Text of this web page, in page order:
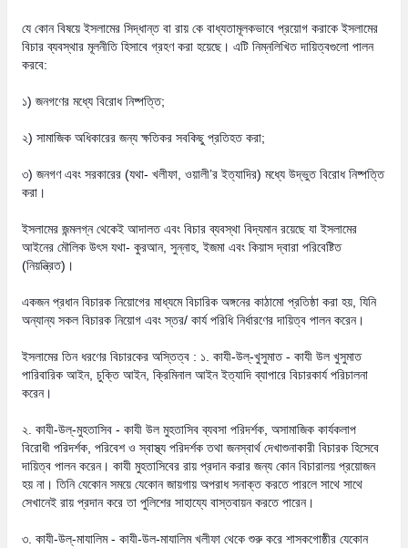
যে কোন বিষয়ে ইসলামের সিদ্ধান্ত বা রায় কে বাধ্যতামূলকভাবে প্রয়োগ করাকে ইসলামের
বিচার ব্যবস্থার মূলনীতি হিসাবে গ্রহণ করা হয়েছে। এটি নিম্নলিখিত দায়িত্বগুলো পালন
করবে:
১) জনগণের মধ্যে বিরোধ নিষ্পত্তি;
২) সামাজিক অধিকারের জন্য ক্ষতিকর সবকিছু প্রতিহত করা;
৩) জনগণ এবং সরকারের (যথা- খলীফা, ওয়ালী’র ইত্যাদির) মধ্যে উদ্ভুত বিরোধ নিষ্পত্তি
করা।
ইসলামের জন্মলগ্ন থেকেই আদালত এবং বিচার ব্যবস্থা বিদ্যমান রয়েছে যা ইসলামের
আইনের মৌলিক উৎস যথা- কুরআন, সুন্নাহ, ইজমা এবং কিয়াস দ্বারা পরিবেষ্টিত
(নিয়ন্ত্রিত)।
একজন প্রধান বিচারক নিয়োগের মাধ্যমে বিচারিক অঙ্গনের কাঠামো প্রতিষ্ঠা করা হয়, যিনি
অন্যান্য সকল বিচারক নিয়োগ এবং স্তর/ কার্য পরিধি নির্ধারণের দায়িত্ব পালন করেন।
ইসলামের তিন ধরণের বিচারকের অস্তিত্ব : ১. কাযী-উল্-খুসুমাত - কাযী উল খুসুমাত
পারিবারিক আইন, চুক্তি আইন, ক্রিমিনাল আইন ইত্যাদি ব্যাপারে বিচারকার্য পরিচালনা
করেন।
২. কাযী-উল্-মুহতাসিব - কাযী উল মুহতাসিব ব্যবসা পরিদর্শক, অসামাজিক কার্যকলাপ
বিরোধী পরিদর্শক, পরিবেশ ও স্বাস্থ্য পরিদর্শক তথা জনস্বার্থ দেখাশুনাকারী বিচারক হিসেবে
দায়িত্ব পালন করেন। কাযী মুহতাসিবের রায় প্রদান করার জন্য কোন বিচারালয় প্রয়োজন
হয় না। তিনি যেকোন সময়ে যেকোন জায়গায় অপরাধ সনাক্ত করতে পারলে সাথে সাথে
সেখানেই রায় প্রদান করে তা পুলিশের সাহায্যে বাস্তবায়ন করতে পারেন।
৩. কাযী-উল্-মাযালিম - কাযী-উল-মাযালিম খলীফা থেকে শুরু করে শাসকগোষ্ঠীর যেকোন